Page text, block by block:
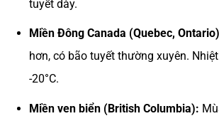
tuyết dày.
Miền Đông Canada (Quebec,
hơn, có bão tuyết thường xuyên.
-20°C.
Miền ven biển (British Columbia):